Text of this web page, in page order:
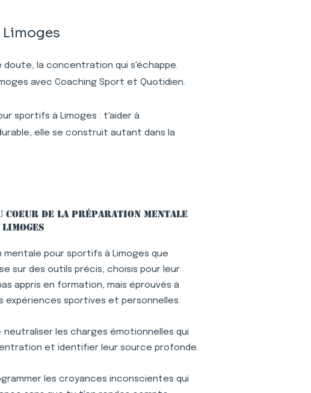
doute, la concentration qui s'échappe.
avec Coaching Sport et Quotidien.
sportifs à Limoges : t'aider à
elle se construit autant dans la
coeur de la préparation mentale
mentale pour sportifs à Limoges que
sur des outils précis, choisis pour leur
appris en formation, mais éprouvés à
expériences sportives et personnelles.
neutraliser les charges émotionnelles qui
et identifier leur source profonde.
les croyances inconscientes qui